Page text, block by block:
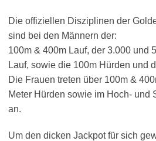
Die offiziellen Disziplinen der
sind bei den Männern der:
100m & 400m Lauf, der 3.000 und
Lauf, sowie die 100m Hürden und
Die Frauen treten über 100m &
Meter Hürden sowie im Hoch- und
an.
Um den dicken Jackpot für sich